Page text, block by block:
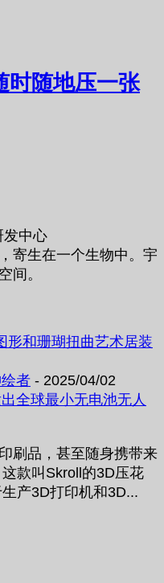
时随地压一张
发中心
寄生在一个生物中。宇
间。
形和珊瑚扭曲艺术居装
者 - 2025/04/02
全球最小无电池无人
刷品，甚至随身携带来
款叫Skroll的3D压花
产3D打印机和3D...